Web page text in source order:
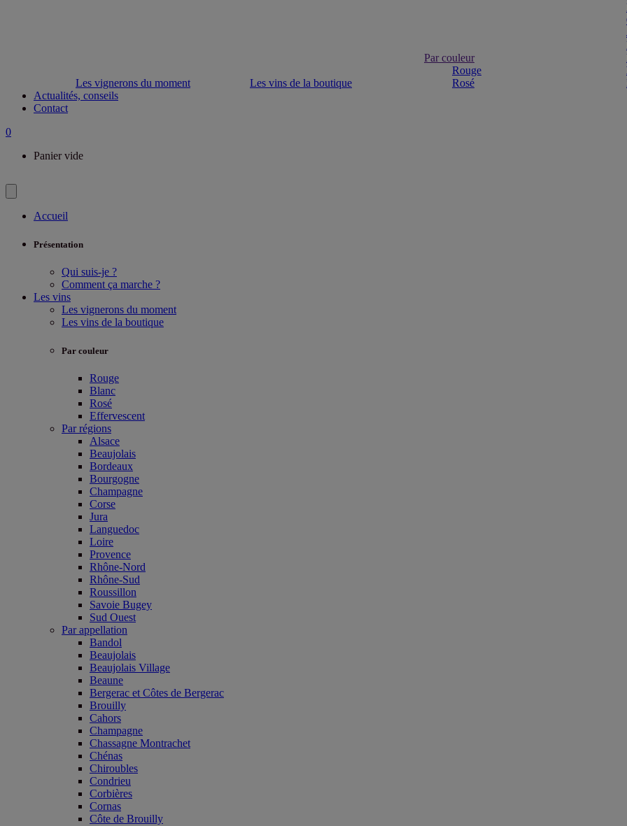
Les vignerons du moment Les vins de la boutique
Par couleur
Rouge
Rosé
Actualités, conseils
Contact
0
Panier vide
Accueil
Présentation
Qui suis-je ?
Comment ça marche ?
Les vins
Les vignerons du moment
Les vins de la boutique
Par couleur
Rouge
Blanc
Rosé
Effervescent
Par régions
Alsace
Beaujolais
Bordeaux
Bourgogne
Champagne
Corse
Jura
Languedoc
Loire
Provence
Rhône-Nord
Rhône-Sud
Roussillon
Savoie Bugey
Sud Ouest
Par appellation
Bandol
Beaujolais
Beaujolais Village
Beaune
Bergerac et Côtes de Bergerac
Brouilly
Cahors
Champagne
Chassagne Montrachet
Chénas
Chiroubles
Condrieu
Corbières
Cornas
Côte de Brouilly